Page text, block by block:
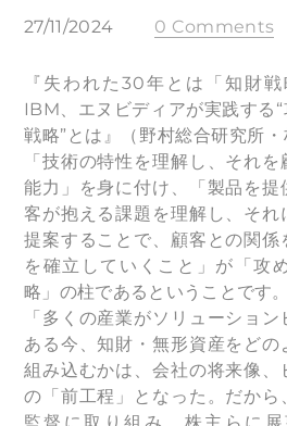
27/11/2024 0 Comments
『失われた30年とは「知財
IBM、エヌビディアが実践する
戦略”とは』（野村総合研究所・
「技術の特性を理解し、それ
能力」を身に付け、「製品を
客が抱える課題を理解し、それ
提案することで、顧客との関係
を確立していくこと」が「攻
略」の柱であるということです。
「多くの産業がソリューショ
ある今、知財・無形資産をど
組み込むかは、会社の将来像
の「前工程」となった。だか